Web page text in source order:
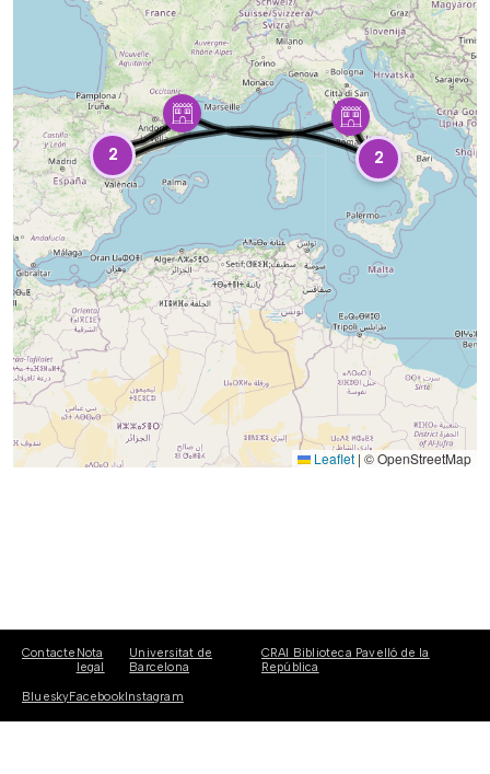
2 2
Leaflet | © OpenStreetMap
Contacte Nota
legal
Universitat de
Barcelona
CRAI Biblioteca Pavelló de la
República
BlueskyFacebookInstagram